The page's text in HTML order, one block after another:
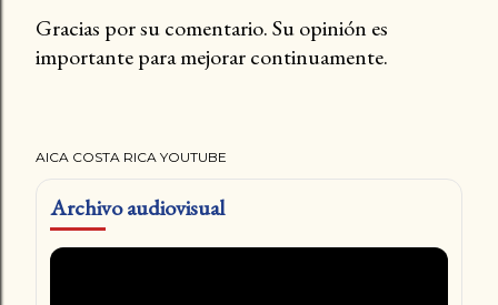
P
Gracias por su comentario. Su opinión es
importante para mejorar continuamente.
AICA COSTA RICA YOUTUBE
Archivo audiovisual